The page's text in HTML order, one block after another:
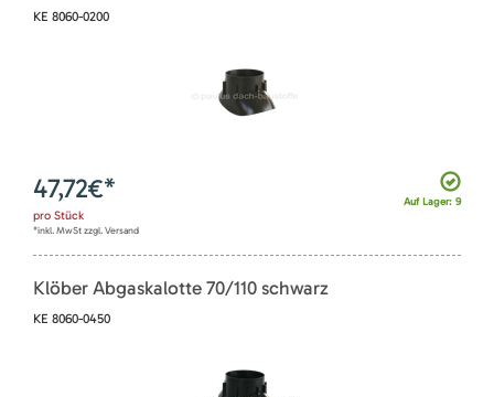
KE 8060-0200
Auf Lager: 9
47,72€*
pro Stück
*inkl. MwSt zzgl. Versand
Klöber Abgaskalotte 70/110 schwarz
KE 8060-0450